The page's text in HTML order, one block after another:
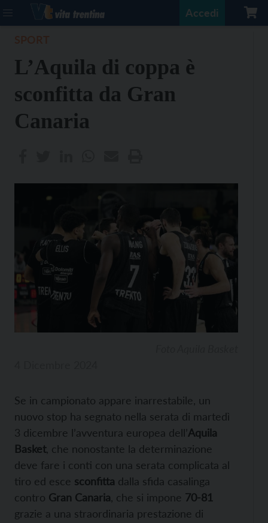
Accedi
L’Aquila di coppa è
sconfitta da Gran
Canaria
Se in campionato appare inarrestabile, un
nuovo stop ha segnato nella serata di martedì
3 dicembre l’avventura europea dell’Aquila
Basket, che nonostante la determinazione
deve fare i conti con una serata complicata al
tiro ed esce sconfitta dalla sfida casalinga
contro Gran Canaria , che si impone 70-81
grazie a una straordinaria prestazione di